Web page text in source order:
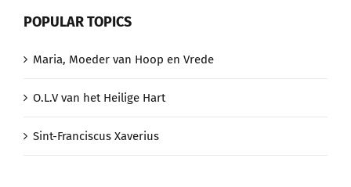
POPULAR TOPICS
Maria, Moeder van Hoop en Vrede
O.L.V van het Heilige Hart
Sint-Franciscus Xaverius